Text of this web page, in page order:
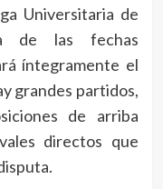
Universitaria de
de las fechas
íntegramente el
grandes partidos,
de arriba
directos que